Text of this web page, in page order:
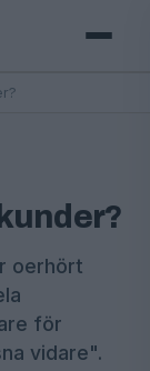
oerhört
för
vidare".